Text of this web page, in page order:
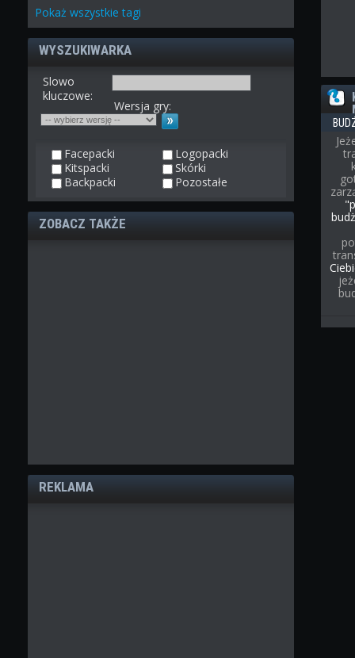
Pokażwszystkie tagi
WYSZUKIWARKA
Slowo
kluczowe:
Wersja gry:
Facepacki
Logopacki
Kitspacki
Skórki
Backpacki
Pozostałe
ZOBACZ TAKŻE
REKLAMA